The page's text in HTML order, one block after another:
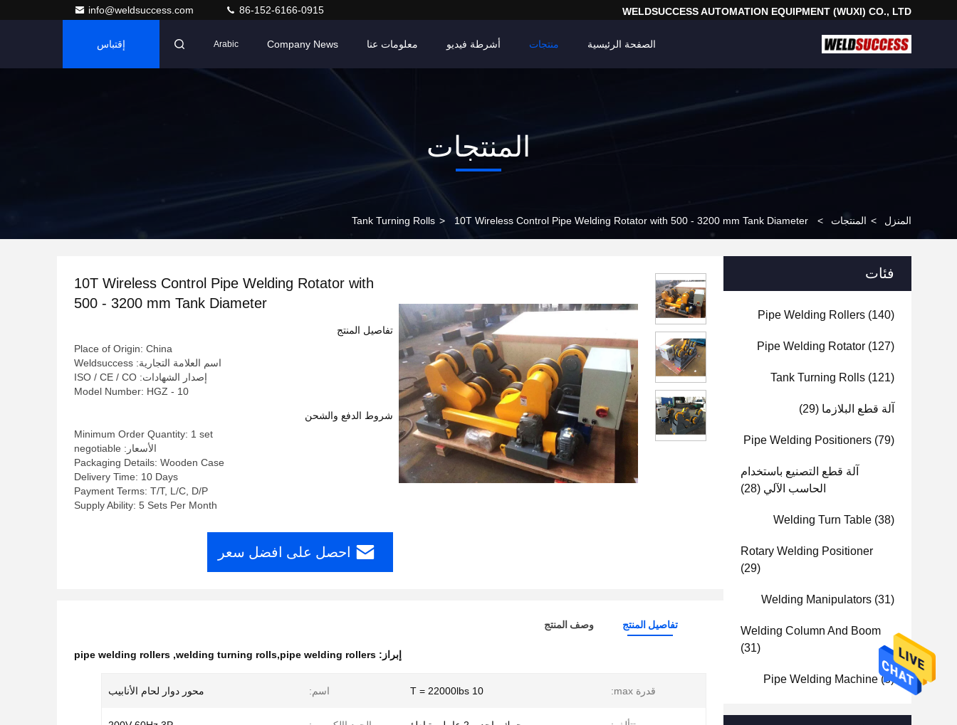
WELDSUCCESS AUTOMATION EQUIPMENT (WUXI) CO., LTD
info@weldsuccess.com 86-152-6166-0915
الصفحة الرئيسية منتجات أشرطة فيديو معلومات عنا Company News
Arabic إقتباس
المنتجات
المنزل > المنتجات >
Tank Turning Rolls > 10T Wireless Control Pipe Welding Rotator with 500 - 3200 mm Tank Diameter
فئات
Pipe Welding Rollers (140)
Pipe Welding Rotator (127)
Tank Turning Rolls (121)
آلة قطع البلازما (29)
Pipe Welding Positioners (79)
آلة قطع التصنيع باستخدام
الحاسب الآلي (28)
Welding Turn Table (38)
Rotary Welding Positioner
(29)
Welding Manipulators (31)
Welding Column And Boom
(31)
Pipe Welding Machine(8)
10T Wireless Control Pipe Welding Rotator with
500 - 3200 mm Tank Diameter
تفاصيل المنتج
Place of Origin: China
اسم العلامة التجارية: Weldsuccess
إصدار الشهادات: ISO / CE / CO
Model Number: HGZ - 10
شروط الدفع والشحن
Minimum Order Quantity: 1 set
الأسعار: negotiable
Packaging Details: Wooden Case
Delivery Time: 10 Days
Payment Terms: T/T, L/C, D/P
Supply Ability: 5 Sets Per Month
احصل على افضل سعر
تفاصيل المنتج وصف المنتج
إبراز: welding turning rolls,pipe welding rollers
,
pipe welding rollers
قدرة max: 10 T = 22000lbs اسم: محور دوار لحام الأنابيب